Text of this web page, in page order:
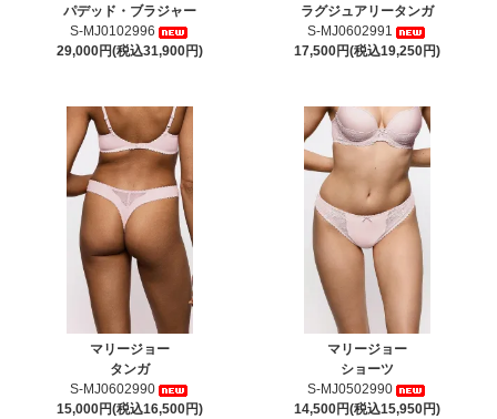
パデッド・ブラジャー
S-MJ0102996
29,000円(税込31,900円)
ラグジュアリータンガ
S-MJ0602991
17,500円(税込19,250円)
マリージョー
タンガ
S-MJ0602990
15,000円(税込16,500円)
マリージョー
ショーツ
S-MJ0502990
14,500円(税込15,950円)